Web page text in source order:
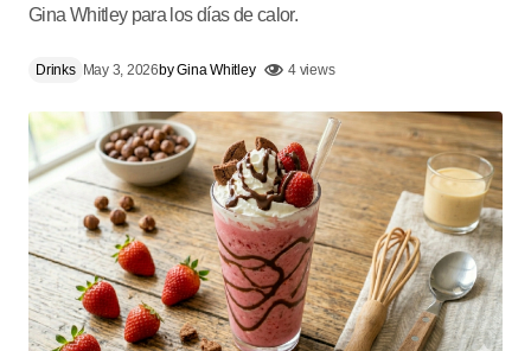
Gina Whitley para los días de calor.
Drinks May 3, 2026byGina Whitley 4 views